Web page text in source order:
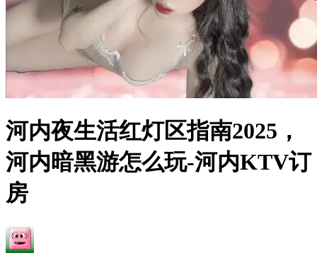
河内夜生活红灯区指南2025，
河内暗黑游怎么玩-河内KTV订
房